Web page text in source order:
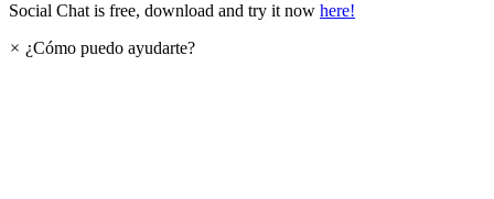
Social Chat is free, download and try it now here!
× ¿Cómo puedo ayudarte?